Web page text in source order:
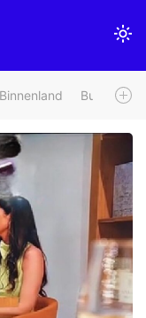
Binnenland Buitenland